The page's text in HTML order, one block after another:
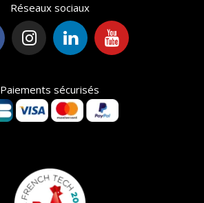
Réseaux sociaux
Paiements sécurisés